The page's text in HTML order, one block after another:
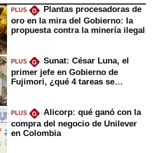
PLUS G
Plantas procesadoras de
oro en la mira del Gobierno: la
propuesta contra la minería ilegal
PLUS G
Sunat: César Luna, el
primer jefe en Gobierno de
Fujimori, ¿qué 4 tareas se
PLUS G
Alicorp: qué ganó con la
compra del negocio de Unilever
en Colombia